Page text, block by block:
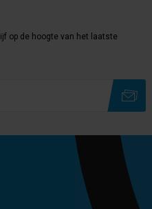
op de hoogte van het laatste